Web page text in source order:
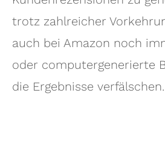
trotz zahlreicher
auch bei Amazon noch
oder computergenerierte
die Ergebnisse verfälschen.